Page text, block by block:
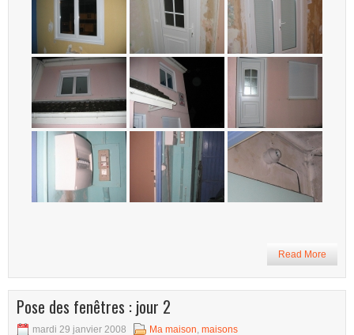
Read More
Pose des fenêtres : jour 2
mardi 29 janvier 2008 Ma maison, maisons